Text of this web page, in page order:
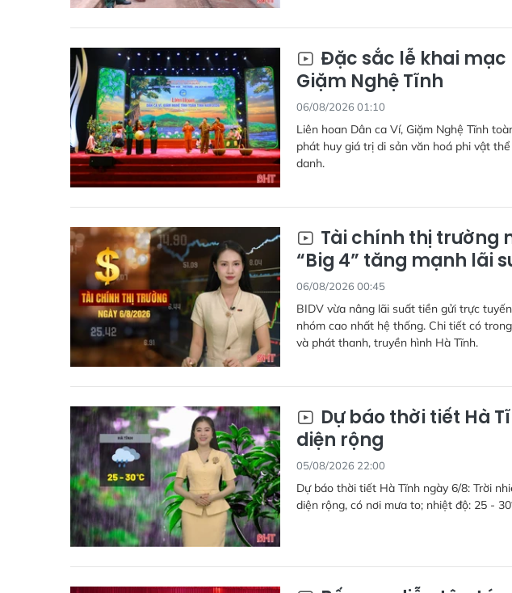
Đặc sắc lễ khai mạc
Giặm Nghệ Tĩnh
06/08/2026 01:10
Liên hoan Dân ca Ví, Giặm Nghệ Tĩnh
phát huy giá trị di sản văn hoá phi vật
danh.
Tài chính thị trường
“Big 4” tăng mạnh lãi
06/08/2026 00:45
BIDV vừa nâng lãi suất tiền gửi trực
nhóm cao nhất hệ thống. Chi tiết có
và phát thanh, truyền hình Hà Tĩnh.
Dự báo thời tiết Hà
diện rộng
05/08/2026 22:00
Dự báo thời tiết Hà Tĩnh ngày 6/8: Trời
diện rộng, có nơi mưa to; nhiệt độ: 25 -